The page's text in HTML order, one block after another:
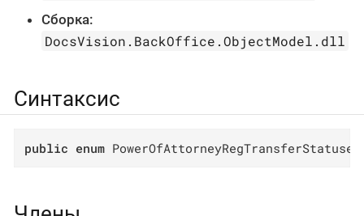
Сборка:
DocsVision.BackOffice.ObjectModel.dll
Синтаксис
public enum PowerOfAttorneyRegTransferStatuses